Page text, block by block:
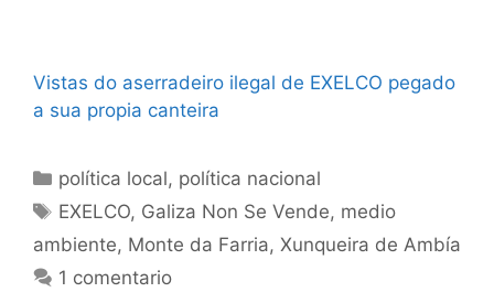
Vistas do aserradeiro ilegal de EXELCO pegado
a sua propia canteira
Categorías
política local, política nacional
Etiquetas
EXELCO, Galiza Non Se Vende, medio
ambiente, Monte da Farria, Xunqueira de Ambía
1 comentario